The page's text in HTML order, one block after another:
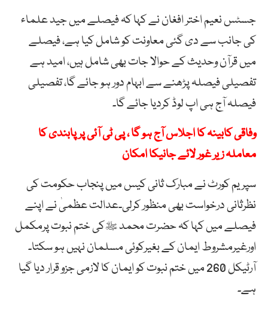
جسٹس نعیم اختر افغان نے کہا کہ فیصلے میں جید علماء
کی جانب سے دی گئی معاونت کو شامل کیا ہے، فیصلے
میں قرآن وحدیث کے حوالا جات بھی شامل ہیں، امید ہے
تفصیلی فیصلہ پڑھنے سے ابہام دور ہو جائے گا، تفصیلی
فیصلہ آج ہی اپ لوڈ کردیا جائے گا۔
وفاقی کابینہ کا اجلاس آج ہو گا ، پی ٹی آئی پر پابندی کا
معاملہ زیر غور لائے جانیکا امکان
سپریم کورٹ نے مبارک ثانی کیس میں پنجاب حکومت کی
نظرثانی درخواست بھی منظور کرلی۔عدالت عظمیٰ نے اپنے
فیصلے میں کہا کہ حضرت محمد ﷺکی ختم نبوت پرمکمل
اورغیرمشروط ایمان کے بغیرکوئی مسلمان نہیں ہو سکتا۔
آرٹیکل 260 میں ختم نبوت کو ایمان کا لازمی جزو قرار دیا گیا
ہے۔